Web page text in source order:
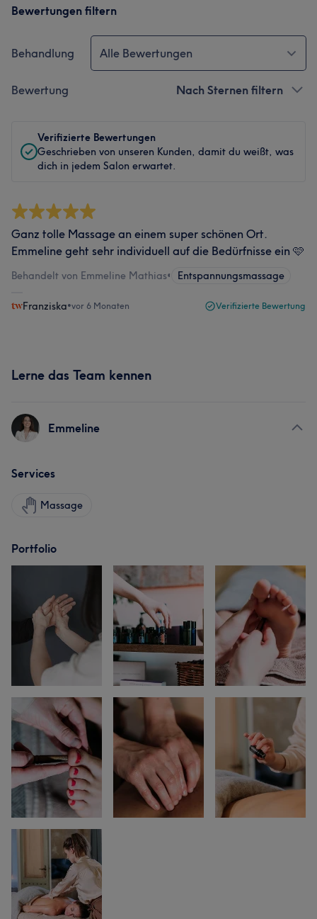
Bewertungen filtern
Behandlung Alle Bewertungen
Bewertung Nach Sternen filtern
Verifizierte Bewertungen
Geschrieben von unseren Kunden, damit du weißt, was
dich in jedem Salon erwartet.
Ganz tolle Massage an einem super schönen Ort.
Emmeline geht sehr individuell auf die Bedürfnisse ein 🩷
Behandelt von Emmeline Mathias• Entspannungsmassage
Franziska•vor 6 Monaten Verifizierte Bewertung
Lerne das Team kennen
Emmeline
Services
Massage
Portfolio